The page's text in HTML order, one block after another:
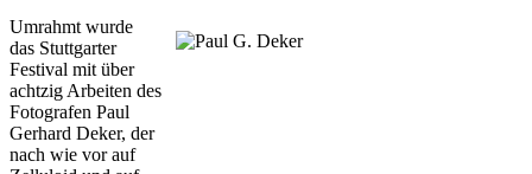
Umrahmt wurde
das Stuttgarter
Festival mit über
achtzig Arbeiten des
Fotografen Paul
Gerhard Deker, der
nach wie vor auf